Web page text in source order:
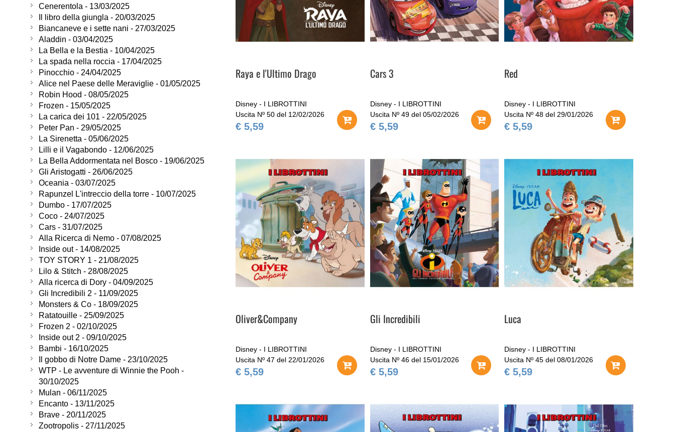
Cenerentola - 13/03/2025
Il libro della giungla - 20/03/2025
Biancaneve e i sette nani - 27/03/2025
Aladdin - 03/04/2025
La Bella e la Bestia - 10/04/2025
La spada nella roccia - 17/04/2025
Pinocchio - 24/04/2025
Alice nel Paese delle Meraviglie - 01/05/2025
Robin Hood - 08/05/2025
Frozen - 15/05/2025
La carica dei 101 - 22/05/2025
Peter Pan - 29/05/2025
La Sirenetta - 05/06/2025
Lilli e il Vagabondo - 12/06/2025
La Bella Addormentata nel Bosco - 19/06/2025
Gli Aristogatti - 26/06/2025
Oceania - 03/07/2025
Rapunzel L'intreccio della torre - 10/07/2025
Dumbo - 17/07/2025
Coco - 24/07/2025
Cars - 31/07/2025
Alla Ricerca di Nemo - 07/08/2025
Inside out - 14/08/2025
TOY STORY 1 - 21/08/2025
Lilo & Stitch - 28/08/2025
Alla ricerca di Dory - 04/09/2025
Gli Incredibili 2 - 11/09/2025
Monsters & Co - 18/09/2025
Ratatouille - 25/09/2025
Frozen 2 - 02/10/2025
Inside out 2 - 09/10/2025
Bambi - 16/10/2025
Il gobbo di Notre Dame - 23/10/2025
WTP - Le avventure di Winnie the Pooh -
30/10/2025
Mulan - 06/11/2025
Encanto - 13/11/2025
Brave - 20/11/2025
Zootropolis - 27/11/2025
Raya e l'Ultimo Drago
Disney - I LIBROTTINI
Uscita Nº 50 del 12/02/2026
€ 5,59
Cars 3
Disney - I LIBROTTINI
Uscita Nº 49 del 05/02/2026
€ 5,59
Red
Disney - I LIBROTTINI
Uscita Nº 48 del 29/01/2026
€ 5,59
Oliver&Company
Disney - I LIBROTTINI
Uscita Nº 47 del 22/01/2026
€ 5,59
Gli Incredibili
Disney - I LIBROTTINI
Uscita Nº 46 del 15/01/2026
€ 5,59
Luca
Disney - I LIBROTTINI
Uscita Nº 45 del 08/01/2026
€ 5,59